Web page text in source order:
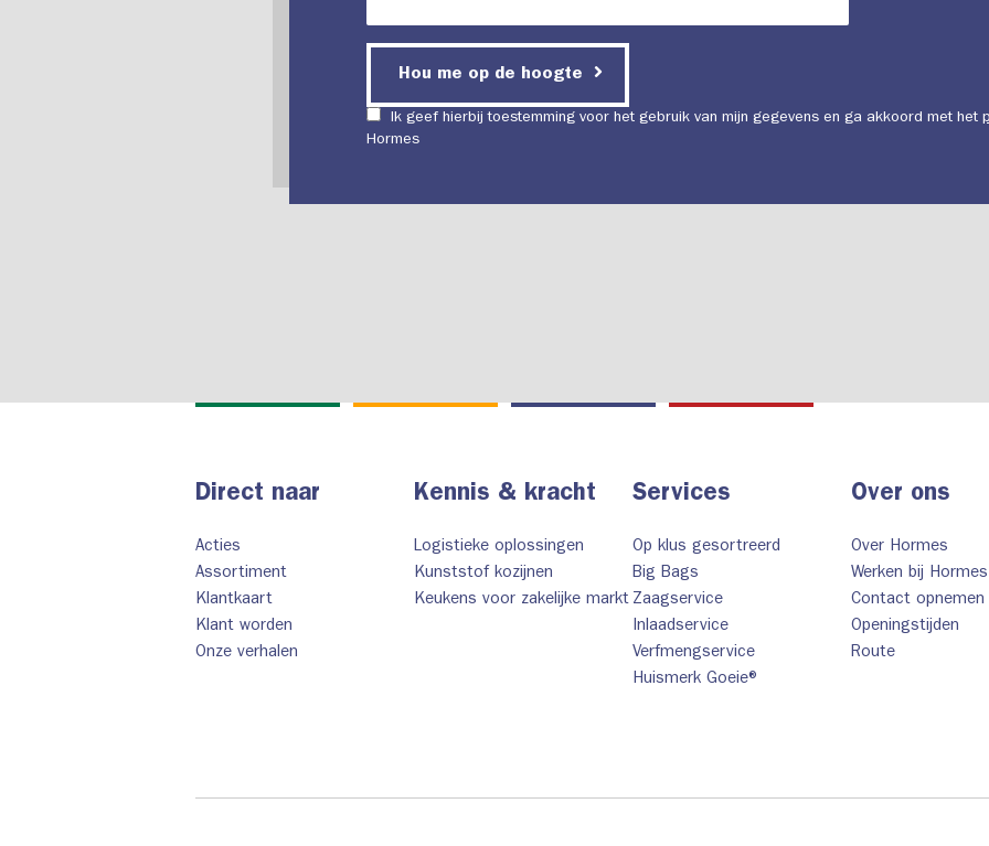
Hou me op de hoogte
Ik geef hierbij toestemming voor het gebruik van mijn gegevens en ga akkoord met het
Hormes
Direct naar
Acties
Assortiment
Klantkaart
Klant worden
Onze verhalen
Kennis & kracht
Logistieke oplossingen
Kunststof kozijnen
Keukens voor zakelijke markt
Services
Op klus gesortreerd
Big Bags
Zaagservice
Inlaadservice
Verfmengservice
Huismerk Goeie®
Over ons
Over Hormes
Werken bij Hormes
Contact opnemen
Openingstijden
Route